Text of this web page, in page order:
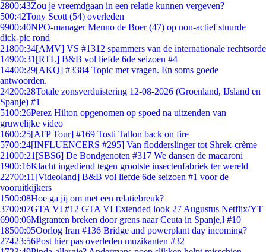
2800:43Zou je vreemdgaan in een relatie kunnen vergeven?
500:42Tony Scott (54) overleden
9900:40NPO-manager Menno de Boer (47) op non-actief stuurde
dick-pic rond
21800:34[AMV] VS #1312 spammers van de internationale rechtsorde
14900:31 [RTL] B&B vol liefde 6de seizoen #4
14400:29[AKQ] #3384 Topic met vragen. En soms goede
antwoorden.
24200:28Totale zonsverduistering 12-08-2026 (Groenland, IJsland en
Spanje) #1
5100:26Perez Hilton opgenomen op spoed na uitzenden van
gruwelijke video
1600:25[ATP Tour] #169 Tosti Tallon back on fire
5700:24[INFLUENCERS #295] Van flodderslinger tot Shrek-crème
21000:21 [SBS6] De Bondgenoten #317 We dansen de macaroni
1900:16Klacht ingediend tegen grootste insectenfabriek ter wereld
22700:11 [Videoland] B&B vol liefde 6de seizoen #1 voor de
vooruitkijkers
1500:08Hoe ga jij om met een relatiebreuk?
3700:07GTA VI #12 GTA VI Extended look 27 Augustus Netflix/YT
6900:06Migranten breken door grens naar Ceuta in Spanje,l #10
18500:05Oorlog Iran #136 Bridge and powerplant day incoming?
27423:56Post hier pas overleden muzikanten #32